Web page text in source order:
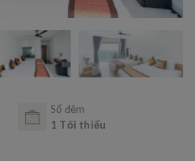
Số đêm
1 Tối thiểu